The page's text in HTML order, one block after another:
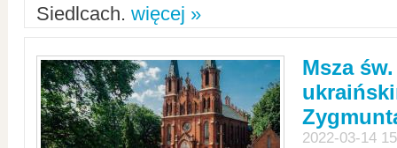
Siedlcach. więcej »
Msza
2022-03-14